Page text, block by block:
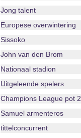
Jong talent
Europese overwintering
Sissoko
John van den Brom
Nationaal stadion
Uitgeleende spelers
Champions League pot 2
Samuel armenteros
tittelconcurrent